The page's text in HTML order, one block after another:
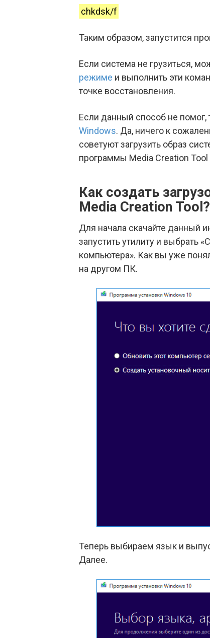
chkdsk/f
Таким образом, запустится
Если система не грузиться,
режиме и выполнить эти
точке восстановления.
Если данный способ не помог,
Windows. Да, ничего к
советуют загрузить образ
программы Media Creation Tool
Как создать
Media Creation Tool?
Для начала скачайте данный
запустить утилиту и выбрать
компьютера». Как вы уже
на другом ПК.
Теперь выбираем язык и
Далее.